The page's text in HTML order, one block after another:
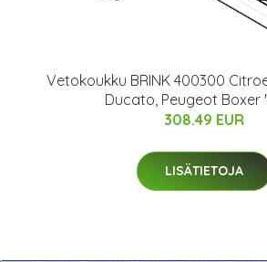
Vetokoukku BRINK 400300
Ducato, Peugeot Boxer
308.49 EUR
LISÄTIETOJA